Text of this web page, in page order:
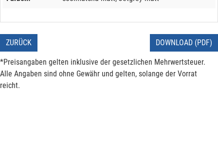
ZURÜCK DOWNLOAD (PDF)
*Preisangaben gelten inklusive der gesetzlichen Mehrwertsteuer.
Alle Angaben sind ohne Gewähr und gelten, solange der Vorrat
reicht.